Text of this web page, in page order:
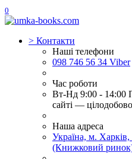
0
> Контакти
Наші телефони
098 746 56 34 Viber
Час роботи
Вт-Нд 9:00 - 14:00
сайті — цілодобово
Наша адреса
Україна, м.
(Книжковий